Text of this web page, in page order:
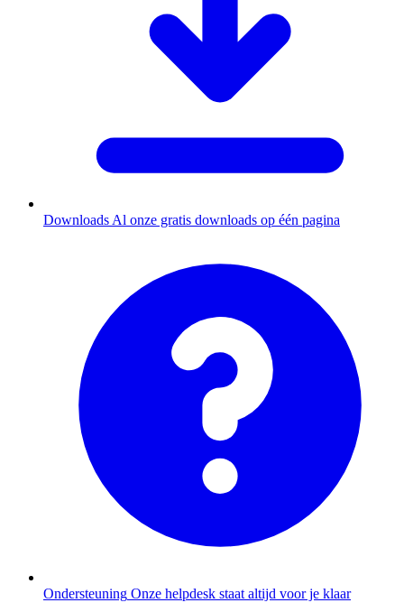
Downloads Al onze gratis downloads op één pagina
Ondersteuning Onze helpdesk staat altijd voor je klaar